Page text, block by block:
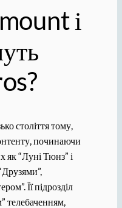
і
століття тому,
починаючи
як “Луні Тюнз” і
Її підрозділ
телебаченням,